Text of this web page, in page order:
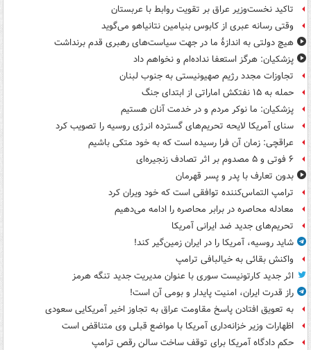
تاکید نخست‌وزیر عراق بر تقویت روابط با عربستان
وقتی رسانه عبری از کابوس بنیامین نتانیاهو می‌گوید
هیچ دولتی به اندازۀ ما در جهت سیاست‌های رهبری قدم برنداشت
پزشکیان: هرگز استعفا نداده‌ام و نخواهم داد
تجاوزات مجدد رژیم صهیونیستی به جنوب لبنان
حمله به ۱۵ نفتکش‌ اماراتی از ابتدای جنگ
پزشکیان: ما نوکر مردم و در خدمت آنان هستیم
سنای آمریکا لایحه تحریم‌های گسترده انرژی روسیه را تصویب کرد
عراقچی: زمان آن فرا رسیده است که به خود متکی باشیم
۶ فوتی و ۵ مصدوم بر اثر تصادف زنجیره‌ای
بدون تعارف با پدر و پسر قهرمان
ترامپ التماس‌کننده توافقی است که خود ویران کرد
معادله محاصره در برابر محاصره را ادامه می‌دهیم
تحریم‌های جدید ضد ایرانی آمریکا
شاید روسیه، آمریکا را در ایران زمین‌گیر کند!
واکنش بقائی به خیالبافی ترامپ
اثر جدید کارتونیست سوری با عنوان مدیریت جدید تنگه هرمز
راز قدرت ایران، امنیت پایدار و بومی آن است!
به تعویق افتادن پاسخ مقاومت عراق به تجاوز اخیر آمریکایی سعودی
اظهارات وزیر خزانه‌داری آمریکا با مواضع قبلی وی متناقض است
حکم دادگاه آمریکا برای توقف ساخت سالن رقص ترامپ